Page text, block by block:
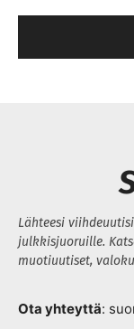
Lähteesi
julkkisjuoruille.
muotiuutiset,
Ota yhteyttä: